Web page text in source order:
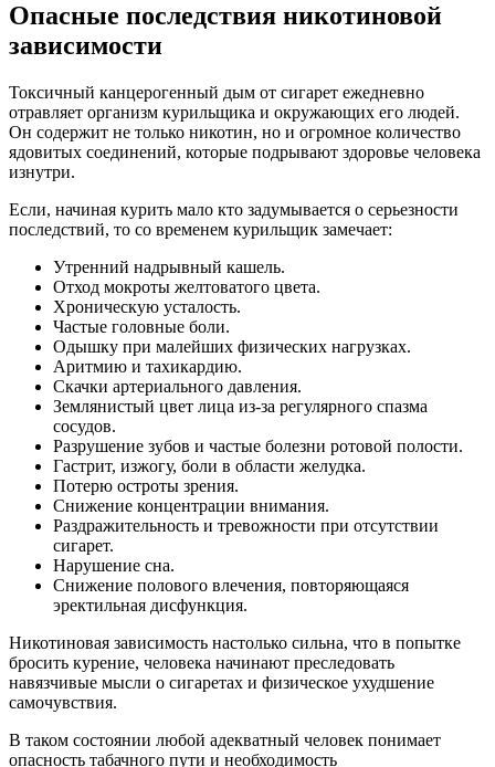
Опасные последствия никотиновой
зависимости
Токсичный канцерогенный дым от сигарет ежедневно
отравляет организм курильщика и окружающих его людей.
Он содержит не только никотин, но и огромное количество
ядовитых соединений, которые подрывают здоровье человека
изнутри.
Если, начиная курить мало кто задумывается о серьезности
последствий, то со временем курильщик замечает:
Утренний надрывный кашель.
Отход мокроты желтоватого цвета.
Хроническую усталость.
Частые головные боли.
Одышку при малейших физических нагрузках.
Аритмию и тахикардию.
Скачки артериального давления.
Землянистый цвет лица из-за регулярного спазма
сосудов.
Разрушение зубов и частые болезни ротовой полости.
Гастрит, изжогу, боли в области желудка.
Потерю остроты зрения.
Снижение концентрации внимания.
Раздражительность и тревожности при отсутствии
сигарет.
Нарушение сна.
Снижение полового влечения, повторяющаяся
эректильная дисфункция.
Никотиновая зависимость настолько сильна, что в попытке
бросить курение, человека начинают преследовать
навязчивые мысли о сигаретах и физическое ухудшение
самочувствия.
В таком состоянии любой адекватный человек понимает
опасность табачного пути и необходимость